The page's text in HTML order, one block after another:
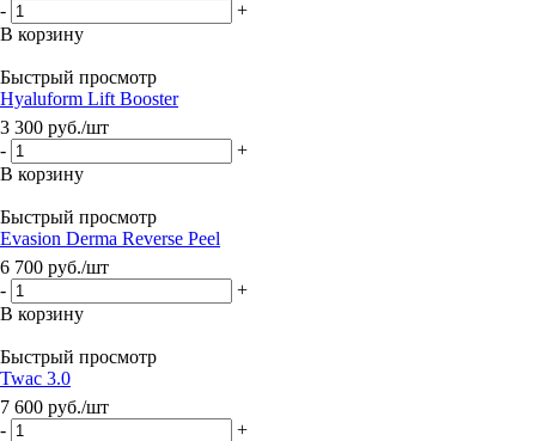
-
+
В корзину
Быстрый просмотр
Hyaluform Lift Booster
3 300 руб./шт
-
+
В корзину
Быстрый просмотр
Evasion Derma Reverse Peel
6 700 руб./шт
-
+
В корзину
Быстрый просмотр
Twac 3.0
7 600 руб./шт
-
+